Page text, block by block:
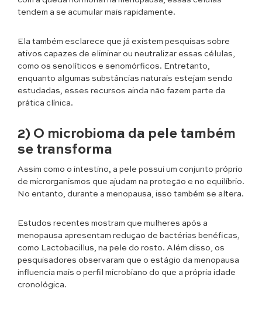
tendem a se acumular mais rapidamente.
Ela também esclarece que já existem pesquisas sobre
ativos capazes de eliminar ou neutralizar essas células,
como os senolíticos e senomórficos. Entretanto,
enquanto algumas substâncias naturais estejam sendo
estudadas, esses recursos ainda não fazem parte da
prática clínica.
2) O microbioma da pele também
se transforma
Assim como o intestino, a pele possui um conjunto próprio
de microrganismos que ajudam na proteção e no equilíbrio.
No entanto, durante a menopausa, isso também se altera.
Estudos recentes mostram que mulheres após a
menopausa apresentam redução de bactérias benéficas,
como Lactobacillus, na pele do rosto. Além disso, os
pesquisadores observaram que o estágio da menopausa
influencia mais o perfil microbiano do que a própria idade
cronológica.